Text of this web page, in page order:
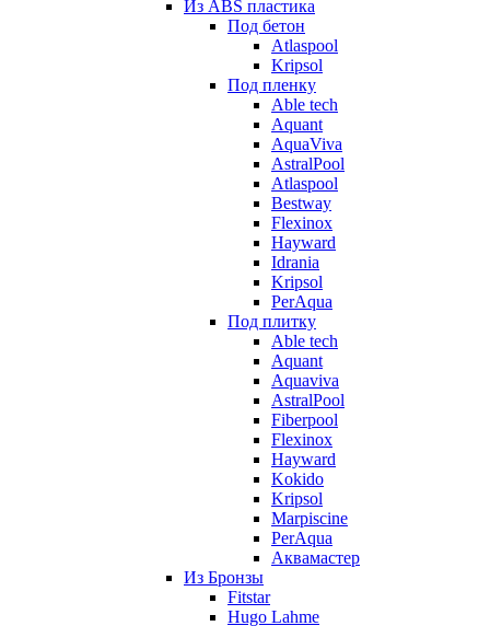
Из ABS пластика
Под бетон
Atlaspool
Kripsol
Под пленку
Able tech
Aquant
AquaViva
AstralPool
Atlaspool
Bestway
Flexinox
Hayward
Idrania
Kripsol
PerAqua
Под плитку
Able tech
Aquant
Aquaviva
AstralPool
Fiberpool
Flexinox
Hayward
Kokido
Kripsol
Marpiscine
PerAqua
Аквамастер
Из Бронзы
Fitstar
Hugo Lahme